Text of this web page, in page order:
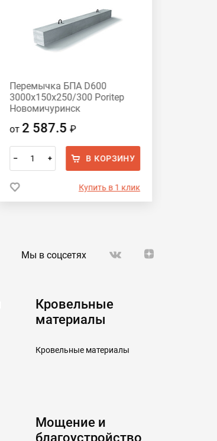
Перемычка БПА D600
3000х150х250/300 Poritep
Новомичуринск
от 2 587.5₽
– + В КОРЗИНУ
Купить в 1 клик
Мы в соцсетях
Кровельные
материалы
Кровельные материалы
Мощение и
благоустройство